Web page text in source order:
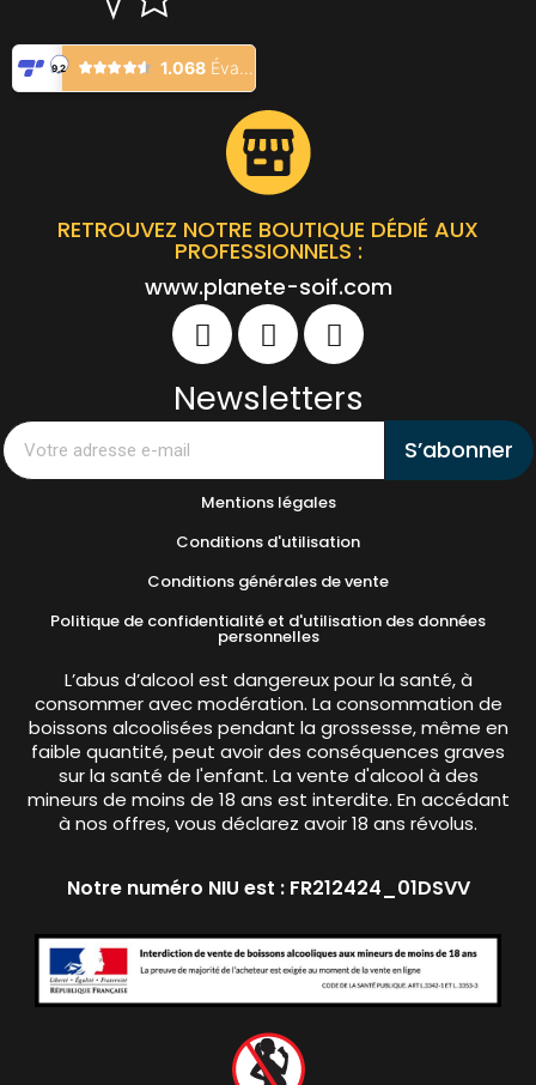
RETROUVEZ NOTRE BOUTIQUE DÉDIÉ AUX
PROFESSIONNELS :
www.planete-soif.com
Newsletters
S’abonner
Mentions légales
Conditions d'utilisation
Conditions générales de vente
Politique de confidentialité et d'utilisation des données
personnelles
L’abus d’alcool est dangereux pour la santé, à
consommer avec modération. La consommation de
boissons alcoolisées pendant la grossesse, même en
faible quantité, peut avoir des conséquences graves
sur la santé de l'enfant. La vente d'alcool à des
mineurs de moins de 18 ans est interdite. En accédant
à nos offres, vous déclarez avoir 18 ans révolus.
Notre numéro NIU est : FR212424_01DSVV